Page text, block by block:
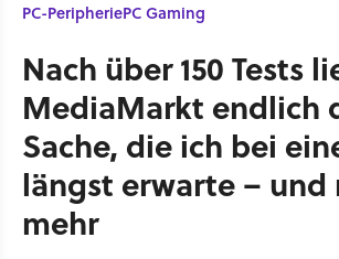
PC-PeripheriePC Gaming
Nach über 150 Tests
MediaMarkt endlich
Sache, die ich bei
längst erwarte – und
mehr